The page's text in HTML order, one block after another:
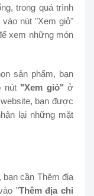
trong quá trình
nút "Xem giỏ"
xem những món
sản phẩm, bạn
nút "Xem giỏ"ở
bạn được
lại những mặt
bạn cần Thêm địa
"Thêm địa chỉ